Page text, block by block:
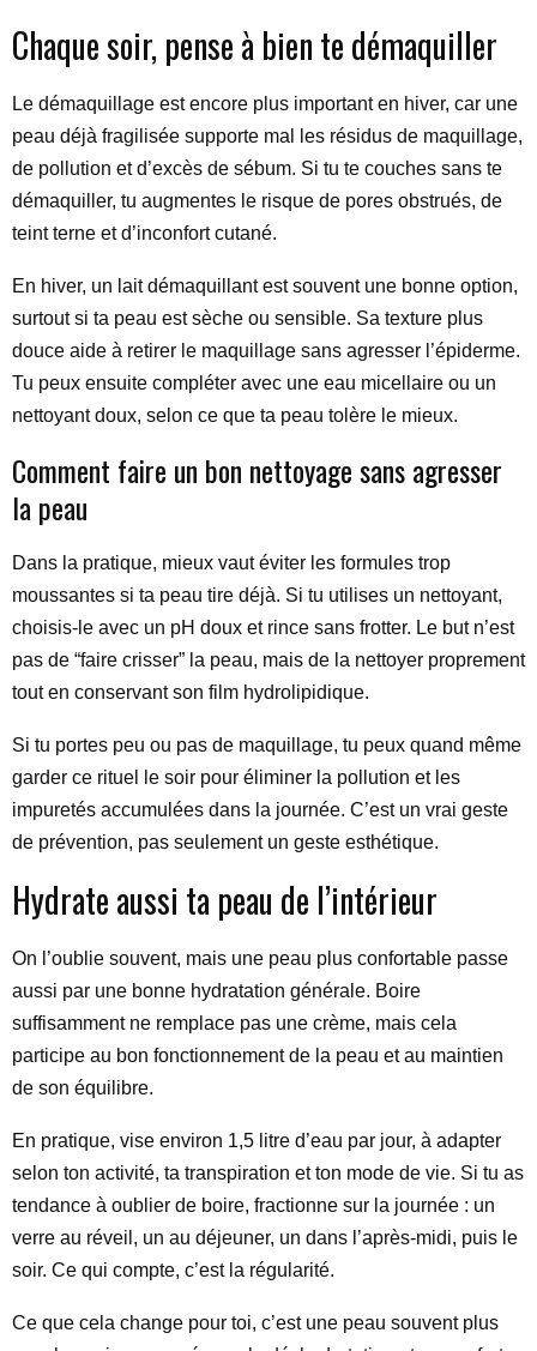
Chaque soir, pense à bien te démaquiller
Le démaquillage est encore plus important en hiver, car une
peau déjà fragilisée supporte mal les résidus de maquillage,
de pollution et d’excès de sébum. Si tu te couches sans te
démaquiller, tu augmentes le risque de pores obstrués, de
teint terne et d’inconfort cutané.
En hiver, un lait démaquillant est souvent une bonne option,
surtout si ta peau est sèche ou sensible. Sa texture plus
douce aide à retirer le maquillage sans agresser l’épiderme.
Tu peux ensuite compléter avec une eau micellaire ou un
nettoyant doux, selon ce que ta peau tolère le mieux.
Comment faire un bon nettoyage sans agresser
la peau
Dans la pratique, mieux vaut éviter les formules trop
moussantes si ta peau tire déjà. Si tu utilises un nettoyant,
choisis-le avec un pH doux et rince sans frotter. Le but n’est
pas de “faire crisser” la peau, mais de la nettoyer proprement
tout en conservant son film hydrolipidique.
Si tu portes peu ou pas de maquillage, tu peux quand même
garder ce rituel le soir pour éliminer la pollution et les
impuretés accumulées dans la journée. C’est un vrai geste
de prévention, pas seulement un geste esthétique.
Hydrate aussi ta peau de l’intérieur
On l’oublie souvent, mais une peau plus confortable passe
aussi par une bonne hydratation générale. Boire
suffisamment ne remplace pas une crème, mais cela
participe au bon fonctionnement de la peau et au maintien
de son équilibre.
En pratique, vise environ 1,5 litre d’eau par jour, à adapter
selon ton activité, ta transpiration et ton mode de vie. Si tu as
tendance à oublier de boire, fractionne sur la journée : un
verre au réveil, un au déjeuner, un dans l’après-midi, puis le
soir. Ce qui compte, c’est la régularité.
Ce que cela change pour toi, c’est une peau souvent plus